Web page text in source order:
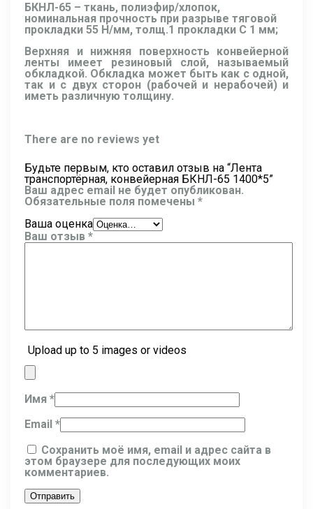
БКНЛ-65 – ткань, полиэфир/хлопок,
номинальная прочность при разрыве тяговой
прокладки 55 Н/мм, толщ.1 прокладки C 1 мм;
Верхняя и нижняя поверхность конвейерной
ленты имеет резиновый слой, называемый
обкладкой. Обкладка может быть как с одной,
так и с двух сторон (рабочей и нерабочей) и
иметь различную толщину.
There are no reviews yet
Будьте первым, кто оставил отзыв на “Лента
транспортёрная, конвейерная БКНЛ-65 1400*5”
Ваш адрес email не будет опубликован.
Обязательные поля помечены *
Ваша оценка
Ваш отзыв *
Upload up to 5 images or videos
Имя *
Email *
Сохранить моё имя, email и адрес сайта в
этом браузере для последующих моих
комментариев.